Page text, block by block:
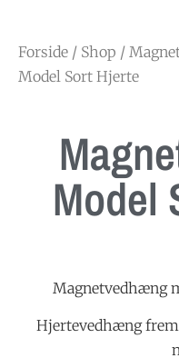
Forside / Shop /
Model Sort Hjerte
Model
Magnetvedhæng
Hjertevedhæng